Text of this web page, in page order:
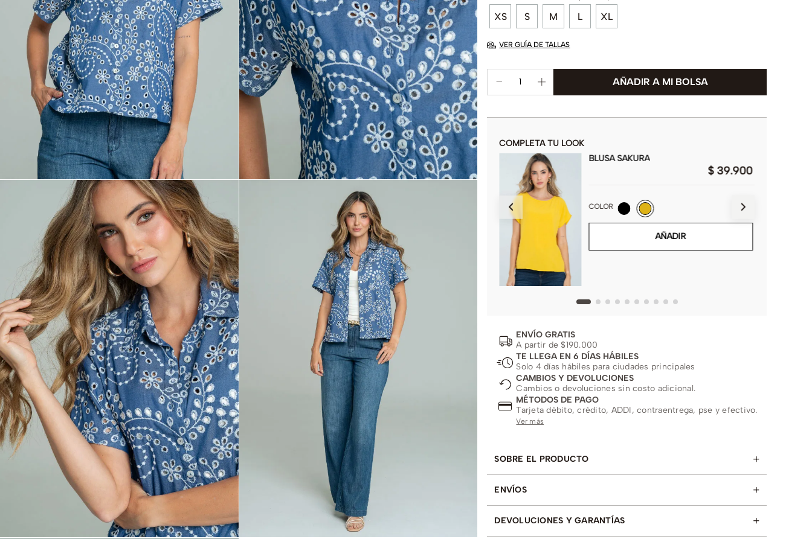
XS S M L XL
VER GUÍA DE TALLAS
COMPLETA TU LOOK
BLUSA TEJIDA GOLD
$ 44.900
COLOR
BLUSA SAKURA
$ 39.900
COLOR
AÑADIR
ENVÍO GRATIS
A partir de $190.000
TE LLEGA EN 6 DÍAS HÁBILES
Solo 4 días hábiles para ciudades principales
CAMBIOS Y DEVOLUCIONES
Cambios o devoluciones sin costo adicional.
MÉTODOS DE PAGO
Tarjeta débito, crédito, ADDI, contraentrega, pse y efectivo.
Ver más
SOBRE EL PRODUCTO +
ENVÍOS +
DEVOLUCIONES Y GARANTÍAS +